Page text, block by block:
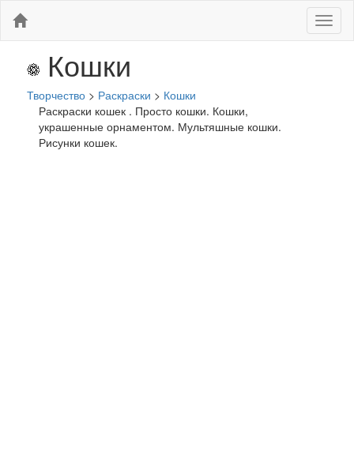
Меню
Кошки
Творчество > Раскраски > Кошки
Раскраски кошек . Просто кошки. Кошки,
украшенные орнаментом. Мультяшные кошки.
Рисунки кошек.